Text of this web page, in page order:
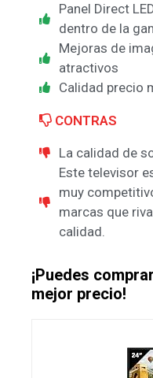
Panel Direct
dentro de la
Mejoras de
atractivos
Calidad precio
CONTRAS
La calidad de
Este televisor
muy
marcas que
calidad.
¡Puedes
mejor precio!